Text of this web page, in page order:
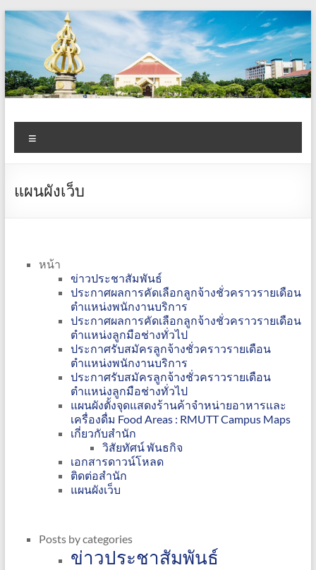
Skip
www.asset.rmutt.ac.th
สำนัก
ทรัพย์สิน
แผนผังเว็บ
หน้า
ข่าวประชาสัมพันธ์
ประกาศผลการคัดเลือกลูกจ้างชั่วคราวรายเดือน
ตำแหน่งพนักงานบริการ
ประกาศผลการคัดเลือกลูกจ้างชั่วคราวรายเดือน
ตำแหน่งลูกมือช่างทั่วไป
ประกาศรับสมัครลูกจ้างชั่วคราวรายเดือน
ตำแหน่งพนักงานบริการ
ประกาศรับสมัครลูกจ้างชั่วคราวรายเดือน
ตำแหน่งลูกมือช่างทั่วไป
แผนผังตั้งจุดแสดงร้านค้าจำหน่ายอาหารและ
เครื่องดื่ม Food Areas : RMUTT Campus Maps
เกี่ยวกับสำนัก
วิสัยทัศน์ พันธกิจ
เอกสารดาวน์โหลด
ติดต่อสำนัก
แผนผังเว็บ
Posts by categories
ข่าวประชาสัมพันธ์